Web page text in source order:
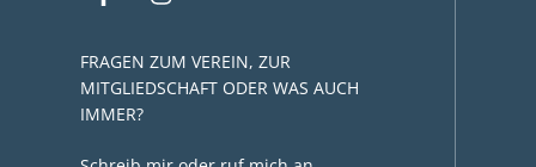
FRAGEN ZUM VEREIN, ZUR
MITGLIEDSCHAFT ODER WAS AUCH
IMMER?